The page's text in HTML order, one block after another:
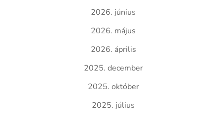
2026. június
2026. május
2026. április
2025. december
2025. október
2025. július